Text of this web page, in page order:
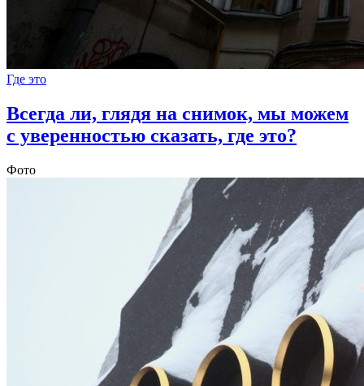
Где это
Всегда ли, глядя на снимок, мы можем
с уверенностью сказать, где это?
Фото